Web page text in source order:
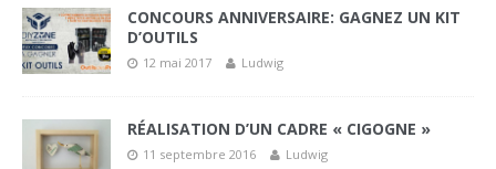
CONCOURS ANNIVERSAIRE: GAGNEZ UN KIT
D’OUTILS
12 mai 2017 Ludwig
RÉALISATION D’UN CADRE « CIGOGNE »
11 septembre 2016 Ludwig